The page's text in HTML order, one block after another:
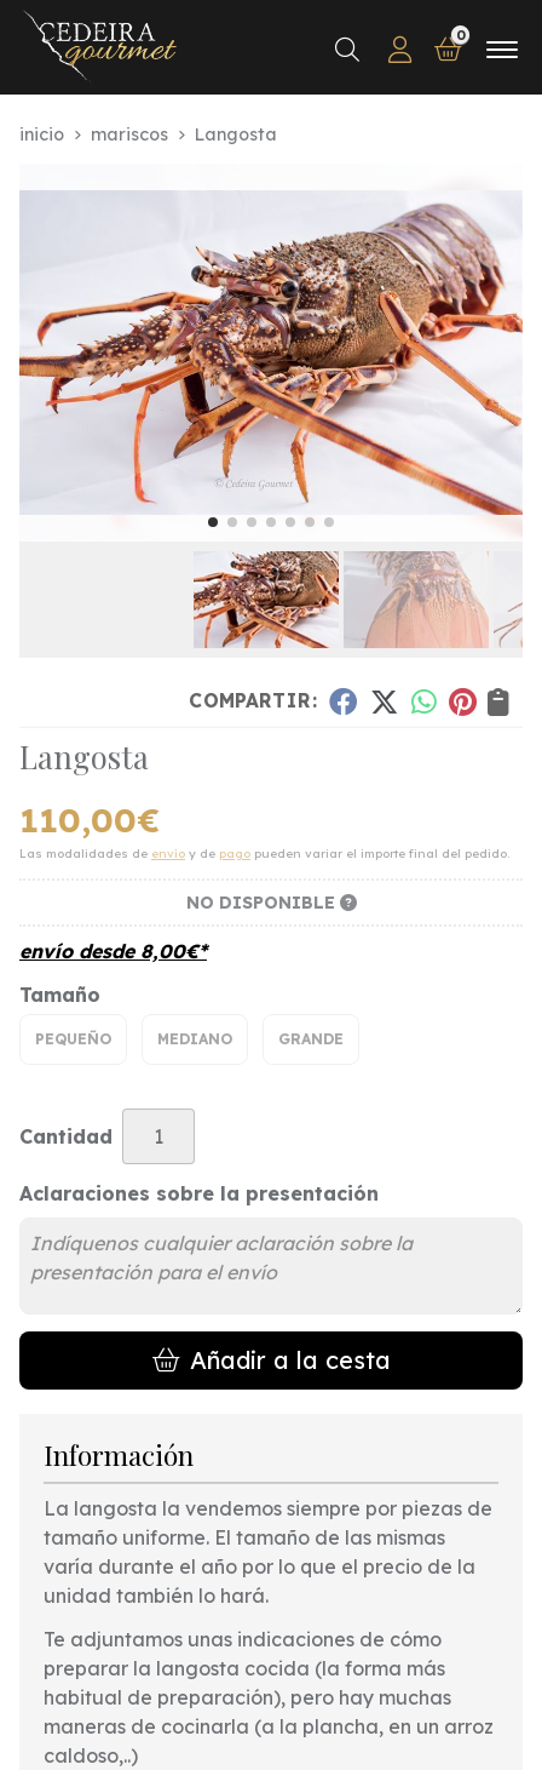
Buscar
0
inicio mariscos Langosta
COMPARTIR:
Langosta
110,00€
Las modalidades de envío y de pago pueden variar el importe final del pedido.
NO DISPONIBLE
envío desde 8,00€*
Tamaño
PEQUEÑO MEDIANO GRANDE
Cantidad
Aclaraciones sobre la presentación
Añadir a la cesta
Información
La langosta la vendemos siempre por piezas de
tamaño uniforme. El tamaño de las mismas
varía durante el año por lo que el precio de la
unidad también lo hará.
Te adjuntamos unas indicaciones de cómo
preparar la langosta cocida (la forma más
habitual de preparación), pero hay muchas
maneras de cocinarla (a la plancha, en un arroz
caldoso,..)